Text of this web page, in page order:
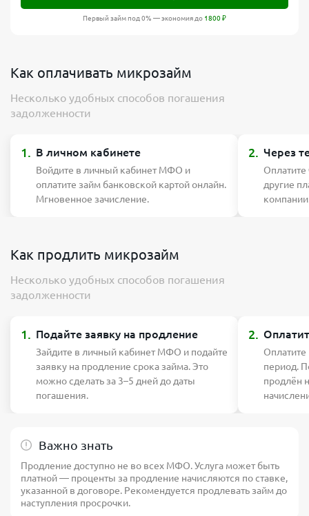
Первый займ под 0% — экономия до 1800₽
Как оплачивать микрозайм
Несколько удобных способов погашения
задолженности
1. В личном кабинете
Войдите в личный кабинет МФО и
оплатите займ банковской картой онлайн.
Мгновенное зачисление.
2. Через
другие
Как продлить микрозайм
Несколько удобных способов погашения
задолженности
1. Подайте заявку на продление
Зайдите в личный кабинет МФО и подайте
заявку на продление срока займа. Это
можно сделать за 3–5 дней до даты
погашения.
2.
период.
продлён
Важно знать
Продление доступно не во всех МФО. Услуга может быть
платной — проценты за продление начисляются по ставке,
указанной в договоре. Рекомендуется продлевать займ до
наступления просрочки.